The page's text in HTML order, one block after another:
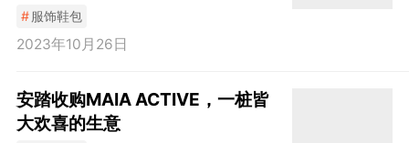
#服饰鞋包
2023年10月26日
安踏收购MAIA ACTIVE，一桩皆
大欢喜的生意